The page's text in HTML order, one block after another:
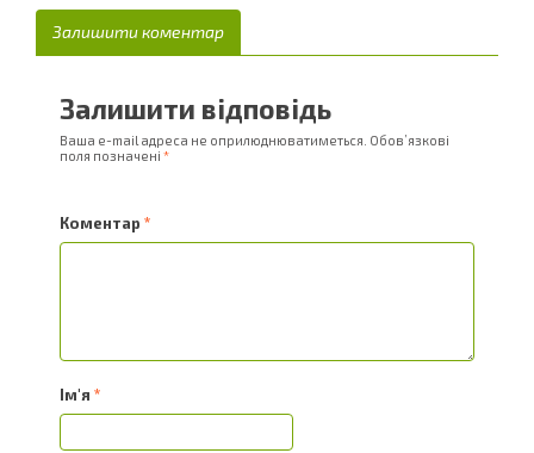
Залишити коментар
Залишити відповідь
Ваша e-mail адреса не оприлюднюватиметься. Обов’язкові
поля позначені *
Коментар *
Ім'я *